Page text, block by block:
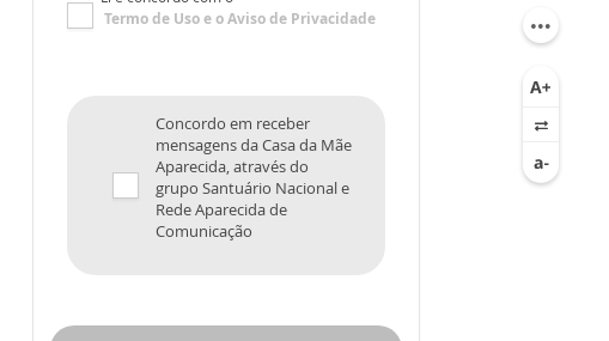
Termo de Usoe oAviso de Privacidade
Concordo em receber
mensagens da Casa da Mãe
Aparecida, através do
grupo Santuário Nacional e
Rede Aparecida de
Comunicação